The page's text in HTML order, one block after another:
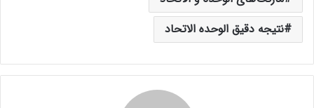
نتیجه دقیق الوحده الاتحاد